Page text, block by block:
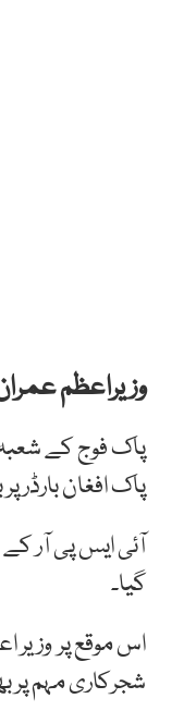
وزیراعظم
پاک فوج کے
پاک افغان بارڈر
آئی ایس پی آر
گیا۔
اس موقع پر وزیر
شجرکاری مہم پر